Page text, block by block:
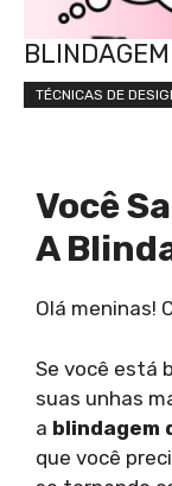
TÉCNICAS DE
Você
A
Olá meninas!
Se você está
suas unhas
a blindagem
que você